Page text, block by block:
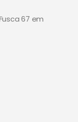
67 em